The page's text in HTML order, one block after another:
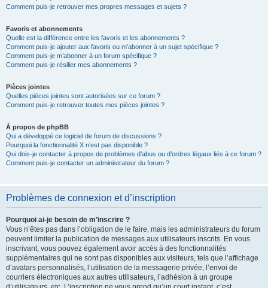
Comment puis-je retrouver mes propres messages et sujets ?
Favoris et abonnements
Quelle est la différence entre les favoris et les abonnements ?
Comment puis-je ajouter aux favoris ou m’abonner à un sujet spécifique ?
Comment puis-je m’abonner à un forum spécifique ?
Comment puis-je résilier mes abonnements ?
Pièces jointes
Quelles pièces jointes sont autorisées sur ce forum ?
Comment puis-je retrouver toutes mes pièces jointes ?
À propos de phpBB
Qui a développé ce logiciel de forum de discussions ?
Pourquoi la fonctionnalité X n’est pas disponible ?
Qui dois-je contacter à propos de problèmes d’abus ou d’ordres légaux liés à ce forum ?
Comment puis-je contacter un administrateur du forum ?
Problèmes de connexion et d’inscription
Pourquoi ai-je besoin de m’inscrire ?
Vous n’êtes pas dans l’obligation de le faire, mais les administrateurs du forum
peuvent limiter la publication de messages aux utilisateurs inscrits. En vous
inscrivant, vous pouvez également avoir accès à des fonctionnalités
supplémentaires qui ne sont pas disponibles aux visiteurs, tels que l’affichage
d’avatars personnalisés, l’utilisation de la messagerie privée, l’envoi de
courriers électroniques aux autres utilisateurs, l’adhésion à un groupe